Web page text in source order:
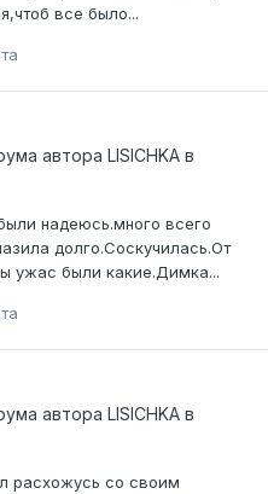
все было...
автора LISICHKA в
надеюсь.много всего
долго.Соскучилась.От
ужас были какие.Димка...
автора LISICHKA в
расхожусь со своим